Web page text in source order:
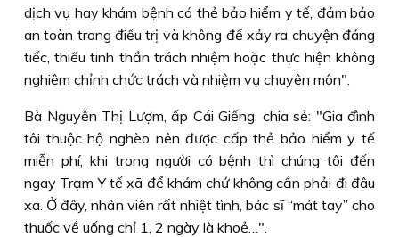
dịch vụ hay khám bệnh có thẻ bảo hiểm y tế, đảm bảo
an toàn trong điều trị và không để xảy ra chuyện đáng
tiếc, thiếu tinh thần trách nhiệm hoặc thực hiện không
nghiêm chỉnh chức trách và nhiệm vụ chuyên môn".
Bà Nguyễn Thị Lượm, ấp Cái Giếng, chia sẻ: "Gia đình
tôi thuộc hộ nghèo nên được cấp thẻ bảo hiểm y tế
miễn phí, khi trong người có bệnh thì chúng tôi đến
ngay Trạm Y tế xã để khám chứ không cần phải đi đâu
xa. Ở đây, nhân viên rất nhiệt tình, bác sĩ “mát tay” cho
thuốc về uống chỉ 1, 2 ngày là khoẻ…".